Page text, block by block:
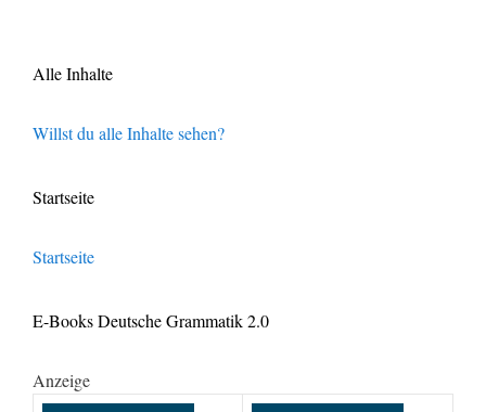
Alle Inhalte
Willst du alle Inhalte sehen?
Startseite
Startseite
E-Books Deutsche Grammatik 2.0
Anzeige